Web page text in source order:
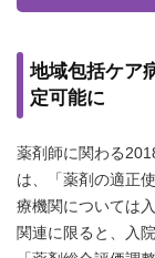
地域包括ケア
定可能に
薬剤師に関わる
は、「薬剤の適正
療機関については
関連に限ると、入